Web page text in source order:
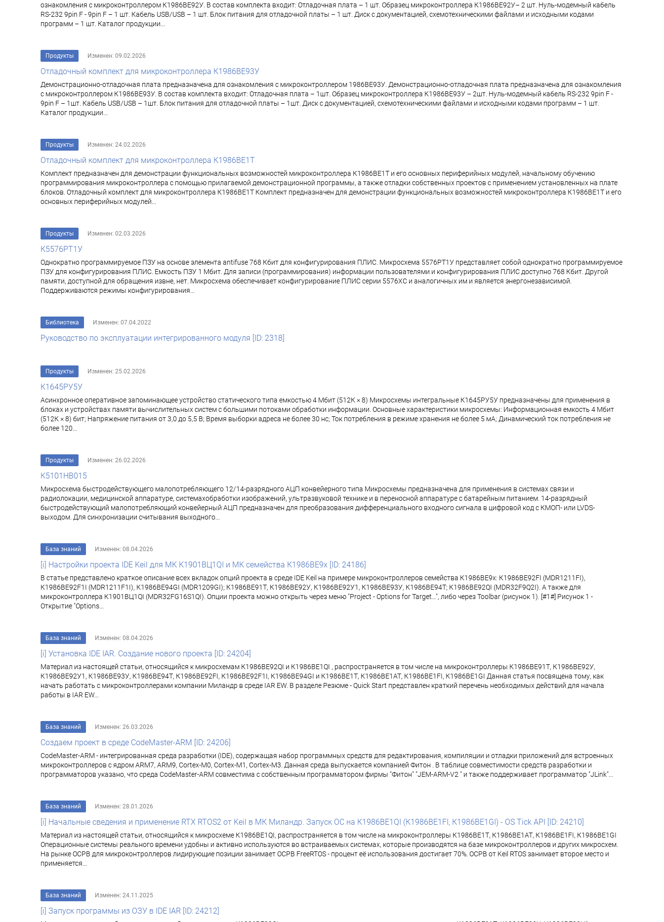
ознакомления с микроконтроллером К1986ВЕ92У. В состав комплекта входит: Отладочная плата – 1 шт. Образец микроконтроллера К1986ВЕ92У– 2 шт. Нуль-модемный кабель
RS-232 9pin F - 9pin F – 1 шт. Кабель USB/USB – 1 шт. Блок питания для отладочной платы – 1 шт. Диск с документацией, схемотехническими файлами и исходными кодами
программ – 1 шт. Каталог продукции...
Продукты Изменен: 09.02.2026
Отладочный комплект для микроконтроллера К1986ВЕ93У
Демонстрационно-отладочная плата предназначена для ознакомления с микроконтроллером 1986ВЕ93У. Демонстрационно-отладочная плата предназначена для ознакомления
с микроконтроллером К1986ВЕ93У. В состав комплекта входит: Отладочная плата – 1шт. Образец микроконтроллера К1986ВЕ93У – 2шт. Нуль-модемный кабель RS-232 9pin F -
9pin F – 1шт. Кабель USB/USB – 1шт. Блок питания для отладочной платы – 1шт. Диск с документацией, схемотехническими файлами и исходными кодами программ – 1 шт.
Каталог продукции...
Продукты Изменен: 24.02.2026
Отладочный комплект для микроконтроллера К1986ВЕ1Т
Комплект предназначен для демонстрации функциональных возможностей микроконтроллера К1986ВЕ1Т и его основных периферийных модулей, начальному обучению
программирования микроконтроллера с помощью прилагаемой демонстрационной программы, а также отладки собственных проектов с применением установленных на плате
блоков. Отладочный комплект для микроконтроллера К1986ВЕ1Т Комплект предназначен для демонстрации функциональных возможностей микроконтроллера К1986ВЕ1Т и его
основных периферийных модулей...
Продукты Изменен: 02.03.2026
К5576РТ1У
Однократно программируемое ПЗУ на основе элемента antifuse 768 Кбит для конфигурирования ПЛИС. Микросхема 5576РТ1У представляет собой однократно программируемое
ПЗУ для конфигурирования ПЛИС. Емкость ПЗУ 1 Мбит. Для записи (программирования) информации пользователями и конфигурирования ПЛИС доступно 768 Кбит. Другой
памяти, доступной для обращения извне, нет. Микросхема обеспечивает конфигурирование ПЛИС серии 5576ХС и аналогичных им и является энергонезависимой.
Поддерживаются режимы конфигурирования...
Библиотека Изменен: 07.04.2022
Руководство по эксплуатации интегрированного модуля [ID: 2318]
Продукты Изменен: 25.02.2026
К1645РУ5У
Асинхронное оперативное запоминающее устройство статического типа емкостью 4 Мбит (512К × 8) Микросхемы интегральные К1645РУ5У предназначены для применения в
блоках и устройствах памяти вычислительных систем с большими потоками обработки информации. Основные характеристики микросхемы: Информационная емкость 4 Мбит
(512К × 8) бит; Напряжение питания от 3,0 до 5,5 В; Время выборки адреса не более 30 нс; Ток потребления в режиме хранения не более 5 мА; Динамический ток потребления не
более 120...
Продукты Изменен: 26.02.2026
К5101НВ015
Микросхема быстродействующего малопотребляющего 12/14-разрядного АЦП конвейерного типа Микросхемы предназначена для применения в системах связи и
радиолокации, медицинской аппаратуре, системахобработки изображений, ультразвуковой технике и в переносной аппаратуре с батарейным питанием. 14-разрядный
быстродействующий малопотребляющий конвейерный АЦП предназначен для преобразования дифференциального входного сигнала в цифровой код с КМОП- или LVDS-
выходом. Для синхронизации считывания выходного...
База знаний Изменен: 08.04.2026
[i] Настройки проекта IDE Keil для МК К1901ВЦ1QI и МК семейства К1986ВЕ9x [ID: 24186]
В статье представлено краткое описание всех вкладок опций проекта в среде IDE Keil на примере микроконтроллеров семейства К1986ВЕ9x: К1986ВЕ92FI (MDR1211FI),
К1986ВЕ92F1I (MDR1211F1I), К1986ВЕ94GI (MDR1209GI); К1986ВЕ91Т, К1986ВЕ92У, К1986ВЕ92У1, К1986ВЕ93У, К1986ВЕ94Т; К1986ВЕ92QI (MDR32F9Q2I). А также для
микроконтроллера К1901ВЦ1QI (MDR32FG16S1QI). Опции проекта можно открыть через меню "Project - Options for Target…", либо через Toolbar (рисунок 1). [#1#] Рисунок 1 -
Открытие "Options...
База знаний Изменен: 08.04.2026
[i] Установка IDE IAR. Создание нового проекта [ID: 24204]
Материал из настоящей статьи, относящийся к микросхемам К1986ВЕ92QI и К1986ВЕ1QI , распространяется в том числе на микроконтроллеры К1986ВЕ91Т, К1986ВЕ92У,
К1986ВЕ92У1, К1986ВЕ93У, К1986ВЕ94Т, К1986ВЕ92FI, К1986ВЕ92F1I, К1986ВЕ94GI и К1986ВЕ1Т, К1986ВЕ1АТ, К1986ВЕ1FI, К1986ВЕ1GI Данная статья посвящена тому, как
начать работать с микроконтроллерами компании Миландр в среде IAR EW. В разделе Резюме - Quick Start представлен краткий перечень необходимых действий для начала
работы в IAR EW...
База знаний Изменен: 26.03.2026
Создаем проект в среде CodeMaster-ARM [ID: 24206]
CodeMaster-ARM - интегрированная среда разработки (IDE), содержащая набор программных средств для редактирования, компиляции и отладки приложений для встроенных
микроконтроллеров с ядром ARM7, ARM9, Cortex-M0, Cortex-M1, Cortex-M3. Данная среда выпускается компанией Фитон . В таблице совместимости средств разработки и
программаторов указано, что среда CodeMaster-ARM совместима с собственным программатором фирмы "Фитон" "JEM-ARM-V2 " и также поддерживает программатор "JLink"...
База знаний Изменен: 28.01.2026
[i] Начальные сведения и применение RTX RTOS2 от Keil в МК Миландр. Запуск ОС на К1986ВЕ1QI (К1986ВЕ1FI, К1986ВЕ1GI) - OS Tick API [ID: 24210]
Материал из настоящей статьи, относящийся к микросхеме К1986ВЕ1QI, распространяется в том числе на микроконтроллеры К1986ВЕ1Т, К1986ВЕ1АТ, К1986ВЕ1FI, К1986ВЕ1GI
Операционные системы реального времени удобны и активно используются во встраиваемых системах, которые производятся на базе микроконтроллеров и других микросхем.
На рынке ОСРВ для микроконтроллеров лидирующие позиции занимает ОСРВ FreeRTOS - процент её использования достигает 70%. ОСРВ от Keil RTOS занимает второе место и
применяется...
База знаний Изменен: 24.11.2025
[i] Запуск программы из ОЗУ в IDE IAR [ID: 24212]